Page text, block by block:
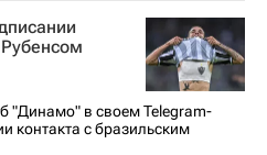
Ла Лиге (Примере)
"Динамо" в своем Telegram-
контакта с бразильским